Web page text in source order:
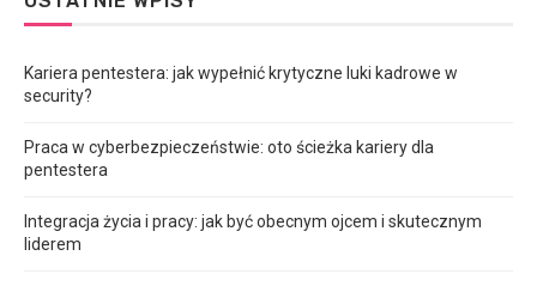
Kariera pentestera: jak wypełnić krytyczne luki kadrowe w
security?
Praca w cyberbezpieczeństwie: oto ścieżka kariery dla
pentestera
Integracja życia i pracy: jak być obecnym ojcem i skutecznym
liderem